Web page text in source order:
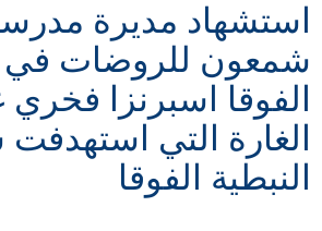
استشهاد مديرة
شمعون للروضات في
الفوقا اسبرنزا
الغارة التي
النبطية الفوقا